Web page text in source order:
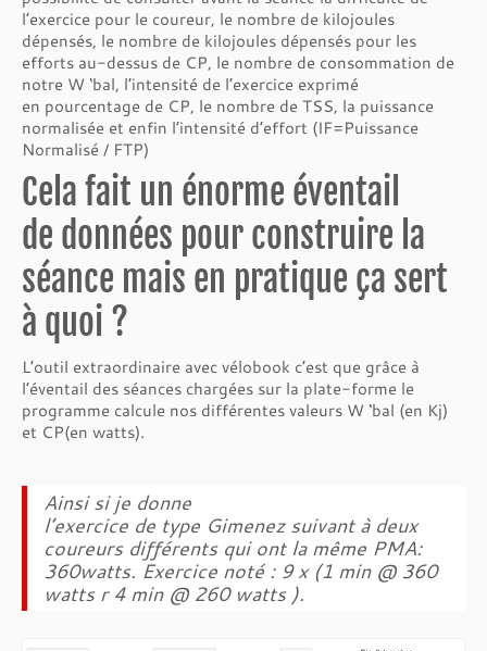
l’exercice pour le coureur, le nombre de kilojoules
dépensés, le nombre de kilojoules dépensés pour les
efforts au-dessus de CP, le nombre de consommation de
notre W ‘bal, l’intensité de l’exercice exprimé
en pourcentage de CP, le nombre de TSS, la puissance
normalisée et enfin l’intensité d’effort (IF=Puissance
Normalisé / FTP)
Cela fait un énorme éventail
de données pour construire la
séance mais en pratique ça sert
à quoi ?
L’outil extraordinaire avec vélobook c’est que grâce à
l’éventail des séances chargées sur la plate-forme le
programme calcule nos différentes valeurs W ‘bal (en Kj)
et CP(en watts).
Ainsi si je donne
l’exercice de type Gimenez suivant à deux
coureurs différents qui ont la même PMA:
360watts. Exercice noté : 9 x (1 min @ 360
watts r 4 min @ 260 watts ).